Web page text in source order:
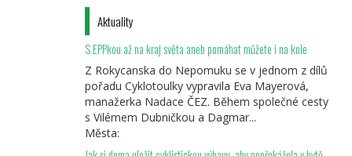
Aktuality
S EPPkou až na kraj světa aneb pomáhat můžete i na kole
Z Rokycanska do Nepomuku se v jednom z dílů
pořadu Cyklotoulky vypravila Eva Mayerová,
manažerka Nadace ČEZ. Během společné cesty
s Vilémem Dubničkou a Dagmar...
Města: